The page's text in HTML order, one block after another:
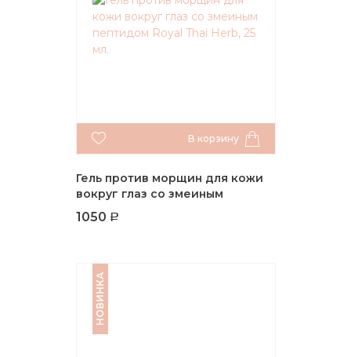
В корзину
Гель против морщин для кожи
вокруг глаз со змеиным
пептидом Royal Thai Herb, 25 мл.
1050
НОВИНКА